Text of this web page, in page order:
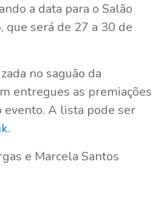
a data para o Salão
será de 27 a 30 de
no saguão da
entregues as premiações
evento. A lista pode ser
e Marcela Santos